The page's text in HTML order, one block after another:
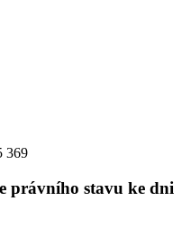
369
právního stavu ke dni